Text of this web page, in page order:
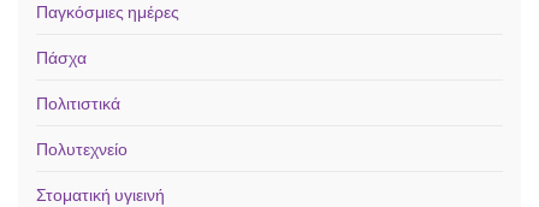
Παγκόσμιες ημέρες
Πάσχα
Πολιτιστικά
Πολυτεχνείο
Στοματική υγιεινή